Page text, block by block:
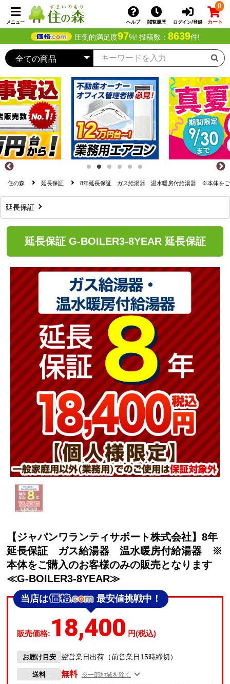
メニュー ヘルプ 閲覧履歴 ログイン/登録
0
カート
圧倒的満足度97%! 投稿数： 8639件!
住の森 延長保証 8年延長保証 ガス給湯器 温水暖房付給湯器 ※本体をご
延長保証
延長保証 G-BOILER3-8YEAR 延長保証
【ジャパンワランティサポート株式会社】8年
延長保証 ガス給湯器 温水暖房付給湯器 ※
本体をご購入のお客様のみの販売となります
≪G-BOILER3-8YEAR≫
当店は 最安値挑戦中！
販売価格: 18,400 円(税込)
お届け目安 翌営業日出荷（前営業日15時締切）
送料 無料 ※一部地域を除く